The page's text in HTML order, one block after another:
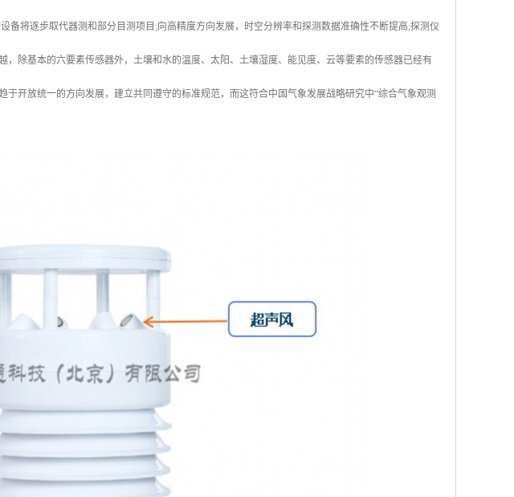
备将逐步取代器测和部分目测项目;向高精度方向发展，时空分辨率和探测数据准确性不断提高;探测仪
除基本的六要素传感器外，土壤和水的温度、太阳、土壤湿度、能见度、云等要素的传感器已经有
开放统一的方向发展，建立共同遵守的标准规范，而这符合中国气象发展战略研究中“综合气象观测